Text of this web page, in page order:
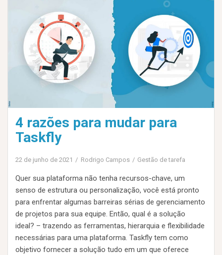
4 razões para mudar para
Taskfly
22 de junho de 2021 Rodrigo Campos Gestão de tarefa
Quer sua plataforma não tenha recursos-chave, um
senso de estrutura ou personalização, você está pronto
para enfrentar algumas barreiras sérias de gerenciamento
de projetos para sua equipe. Então, qual é a solução
ideal? – trazendo as ferramentas, hierarquia e flexibilidade
necessárias para uma plataforma. Taskfly tem como
objetivo fornecer a solução tudo em um que oferece